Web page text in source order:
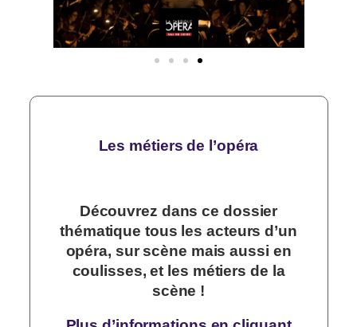
Les métiers de l’opéra
Découvrez dans ce dossier
thématique tous les acteurs d’un
opéra, sur scène mais aussi en
coulisses, et les métiers de la
scène !